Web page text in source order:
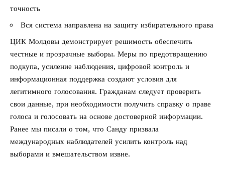
точность
Вся система направлена на защиту избирательного права
ЦИК Молдовы демонстрирует решимость обеспечить
честные и прозрачные выборы. Меры по предотвращению
подкупа, усиление наблюдения, цифровой контроль и
информационная поддержка создают условия для
легитимного голосования. Гражданам следует проверить
свои данные, при необходимости получить справку о праве
голоса и голосовать на основе достоверной информации.
Ранее мы писали о том, что Санду призвала
международных наблюдателей усилить контроль над
выборами и вмешательством извне.